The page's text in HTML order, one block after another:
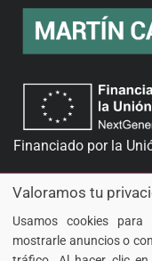
Financiado por la
Martín Carrasco
Valoramos tu
Usamos cookies para
mostrarle anuncios o